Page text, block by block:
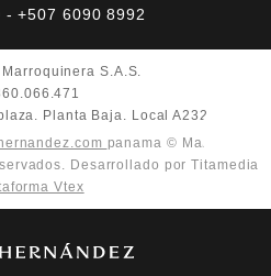
+507 6090 8992
S.A.S.
Planta Baja. Local A232
panama © Mario
Desarrollado por Titamedia
Vtex